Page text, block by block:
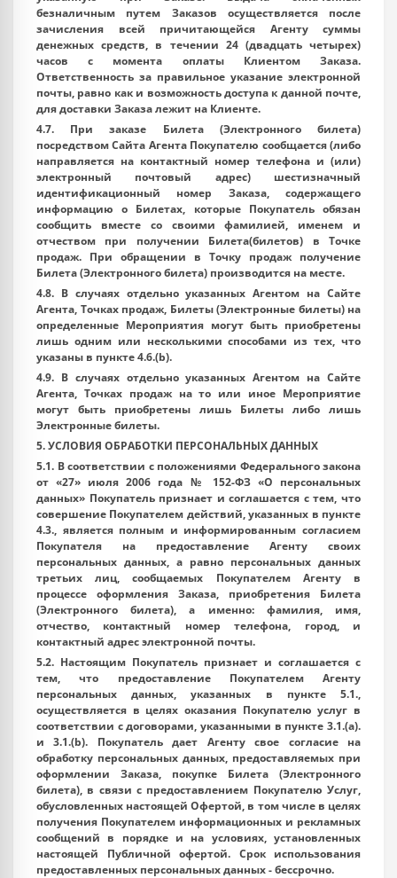
безналичным путем Заказов осуществляется после
зачисления всей причитающейся Агенту суммы
денежных средств, в течении 24 (двадцать четырех)
часов с момента оплаты Клиентом Заказа.
Ответственность за правильное указание электронной
почты, равно как и возможность доступа к данной почте,
для доставки Заказа лежит на Клиенте.
4.7. При заказе Билета (Электронного билета)
посредством Сайта Агента Покупателю сообщается (либо
направляется на контактный номер телефона и (или)
электронный почтовый адрес) шестизначный
идентификационный номер Заказа, содержащего
информацию о Билетах, которые Покупатель обязан
сообщить вместе со своими фамилией, именем и
отчеством при получении Билета(билетов) в Точке
продаж. При обращении в Точку продаж получение
Билета (Электронного билета) производится на месте.
4.8. В случаях отдельно указанных Агентом на Сайте
Агента, Точках продаж, Билеты (Электронные билеты) на
определенные Мероприятия могут быть приобретены
лишь одним или несколькими способами из тех, что
указаны в пункте 4.6.(b).
4.9. В случаях отдельно указанных Агентом на Сайте
Агента, Точках продаж на то или иное Мероприятие
могут быть приобретены лишь Билеты либо лишь
Электронные билеты.
5. УСЛОВИЯ ОБРАБОТКИ ПЕРСОНАЛЬНЫХ ДАННЫХ
5.1. В соответствии с положениями Федерального закона
от «27» июля 2006 года № 152-ФЗ «О персональных
данных» Покупатель признает и соглашается с тем, что
совершение Покупателем действий, указанных в пункте
4.3., является полным и информированным согласием
Покупателя на предоставление Агенту своих
персональных данных, а равно персональных данных
третьих лиц, сообщаемых Покупателем Агенту в
процессе оформления Заказа, приобретения Билета
(Электронного билета), а именно: фамилия, имя,
отчество, контактный номер телефона, город, и
контактный адрес электронной почты.
5.2. Настоящим Покупатель признает и соглашается с
тем, что предоставление Покупателем Агенту
персональных данных, указанных в пункте 5.1.,
осуществляется в целях оказания Покупателю услуг в
соответствии с договорами, указанными в пункте 3.1.(a).
и 3.1.(b). Покупатель дает Агенту свое согласие на
обработку персональных данных, предоставляемых при
оформлении Заказа, покупке Билета (Электронного
билета), в связи с предоставлением Покупателю Услуг,
обусловленных настоящей Офертой, в том числе в целях
получения Покупателем информационных и рекламных
сообщений в порядке и на условиях, установленных
настоящей Публичной офертой. Срок использования
предоставленных персональных данных - бессрочно.